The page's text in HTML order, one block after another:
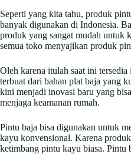
Seperti yang kita tahu, produk
banyak digunakan di Indonesia.
produk yang sangat mudah untuk
semua toko menyajikan produk
Oleh karena itulah saat ini
terbuat dari bahan plat baja yang
kini menjadi inovasi baru yang
menjaga keamanan rumah.
Pintu baja bisa digunakan untuk
kayu konvensional. Karena
ketimbang pintu kayu biasa. Pintu